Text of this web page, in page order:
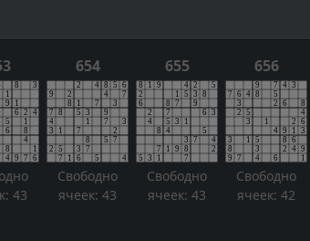
43
654
Свободно
ячеек: 43
655
Свободно
ячеек: 43
656
Свободно
ячеек: 42